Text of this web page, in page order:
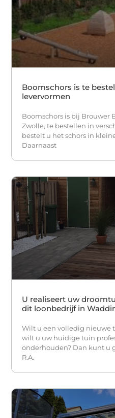
Boomschors is te
levervormen
Boomschors is bij Brouwer
Zwolle, te bestellen in
bestelt u het schors in
Daarnaast
U realiseert uw
dit loonbedrijf in
Wilt u een volledig nieuwe
wilt u uw huidige tuin
onderhouden? Dan kunt u
R.A.